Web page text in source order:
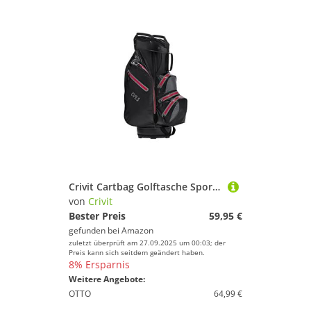
Crivit Cartbag Golftasche Sport Wasserdicht Schwarz Rot
von Crivit
Bester Preis
59,95 €
gefunden bei Amazon
zuletzt überprüft am 27.09.2025 um 00:03; der
Preis kann sich seitdem geändert haben.
8% Ersparnis
Weitere Angebote:
OTTO
64,99 €